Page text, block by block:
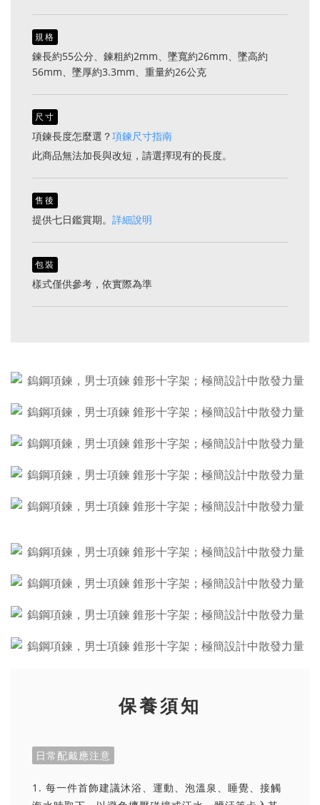
規格
鍊長約55公分、鍊粗約2mm、墜寬約26mm、墜高約
56mm、墜厚約3.3mm、重量約26公克
尺寸
項鍊長度怎麼選？項鍊尺寸指南
此商品無法加長與改短，請選擇現有的長度。
售後
提供七日鑑賞期。 詳細說明
包裝
樣式僅供參考，依實際為準
保養須知
日常配戴應注意
1. 每一件首飾建議沐浴、運動、泡溫泉、睡覺、接觸